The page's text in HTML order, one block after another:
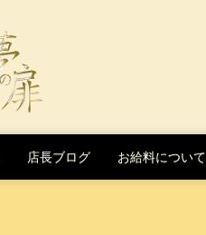
店長ブログ お給料について